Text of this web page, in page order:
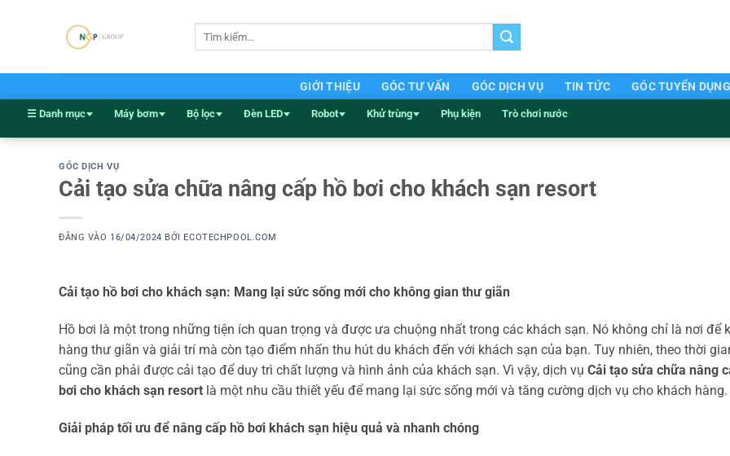
dung
GIỚI THIỆU GÓC TƯ VẤN GÓC DỊCH VỤ TIN TỨC GÓC TUYỂN DỤNG
☰ Danh mục Máy bơm Bộ lọc Đèn LED Robot Khử trùng Phụ kiện Trò chơi nước
GÓC DỊCH VỤ
Cải tạo sửa chữa nâng cấp hồ bơi cho khách sạn resort
ĐĂNG VÀO 16/04/2024 BỞI ECOTECHPOOL.COM
Cải tạo hồ bơi cho khách sạn: Mang lại sức sống mới cho không gian thư giãn
Hồ bơi là một trong những tiện ích quan trọng và được ưa chuộng nhất trong các khách sạn. Nó không chỉ là nơi để
hàng thư giãn và giải trí mà còn tạo điểm nhấn thu hút du khách đến với khách sạn của bạn. Tuy nhiên, theo thời
cũng cần phải được cải tạo để duy trì chất lượng và hình ảnh của khách sạn. Vì vậy, dịch vụ Cải tạo sửa chữa nâng
bơi cho khách sạn resort là một nhu cầu thiết yếu để mang lại sức sống mới và tăng cường dịch vụ cho khách hàng.
Giải pháp tối ưu để nâng cấp hồ bơi khách sạn hiệu quả và nhanh chóng